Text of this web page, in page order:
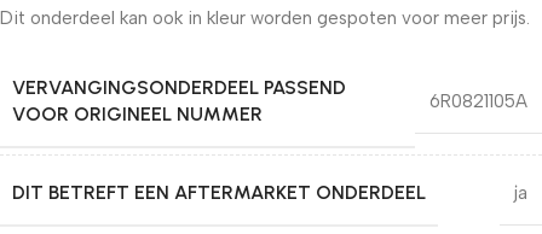
Dit onderdeel kan ook in kleur worden gespoten voor meer prijs.
VERVANGINGSONDERDEEL PASSEND
VOOR ORIGINEEL NUMMER
6R0821105A
DIT BETREFT EEN AFTERMARKET ONDERDEEL ja